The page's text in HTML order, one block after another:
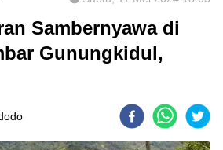
Sambernyawa di
Gunungkidul,